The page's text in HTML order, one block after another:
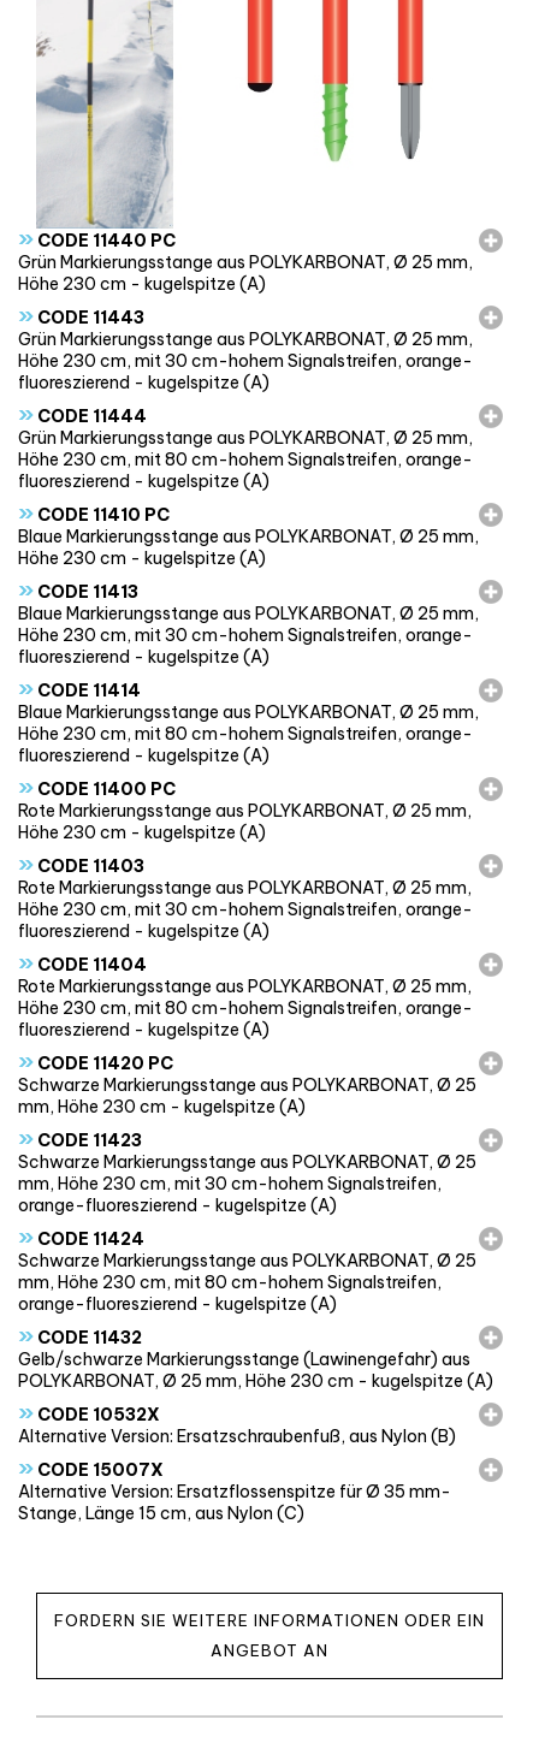
» CODE 11440 PC
Grün Markierungsstange aus POLYKARBONAT, Ø 25 mm,
Höhe 230 cm - kugelspitze (A)
» CODE 11443
Grün Markierungsstange aus POLYKARBONAT, Ø 25 mm,
Höhe 230 cm, mit 30 cm-hohem Signalstreifen, orange-
fluoreszierend - kugelspitze (A)
» CODE 11444
Grün Markierungsstange aus POLYKARBONAT, Ø 25 mm,
Höhe 230 cm, mit 80 cm-hohem Signalstreifen, orange-
fluoreszierend - kugelspitze (A)
» CODE 11410 PC
Blaue Markierungsstange aus POLYKARBONAT, Ø 25 mm,
Höhe 230 cm - kugelspitze (A)
» CODE 11413
Blaue Markierungsstange aus POLYKARBONAT, Ø 25 mm,
Höhe 230 cm, mit 30 cm-hohem Signalstreifen, orange-
fluoreszierend - kugelspitze (A)
» CODE 11414
Blaue Markierungsstange aus POLYKARBONAT, Ø 25 mm,
Höhe 230 cm, mit 80 cm-hohem Signalstreifen, orange-
fluoreszierend - kugelspitze (A)
» CODE 11400 PC
Rote Markierungsstange aus POLYKARBONAT, Ø 25 mm,
Höhe 230 cm - kugelspitze (A)
» CODE 11403
Rote Markierungsstange aus POLYKARBONAT, Ø 25 mm,
Höhe 230 cm, mit 30 cm-hohem Signalstreifen, orange-
fluoreszierend - kugelspitze (A)
» CODE 11404
Rote Markierungsstange aus POLYKARBONAT, Ø 25 mm,
Höhe 230 cm, mit 80 cm-hohem Signalstreifen, orange-
fluoreszierend - kugelspitze (A)
» CODE 11420 PC
Schwarze Markierungsstange aus POLYKARBONAT, Ø 25
mm, Höhe 230 cm - kugelspitze (A)
» CODE 11423
Schwarze Markierungsstange aus POLYKARBONAT, Ø 25
mm, Höhe 230 cm, mit 30 cm-hohem Signalstreifen,
orange-fluoreszierend - kugelspitze (A)
» CODE 11424
Schwarze Markierungsstange aus POLYKARBONAT, Ø 25
mm, Höhe 230 cm, mit 80 cm-hohem Signalstreifen,
orange-fluoreszierend - kugelspitze (A)
» CODE 11432
Gelb/schwarze Markierungsstange (Lawinengefahr) aus
POLYKARBONAT, Ø 25 mm, Höhe 230 cm - kugelspitze (A)
» CODE 10532X
Alternative Version: Ersatzschraubenfuß, aus Nylon (B)
» CODE 15007X
Alternative Version: Ersatzflossenspitze für Ø 35 mm-
Stange, Länge 15 cm, aus Nylon (C)
FORDERN SIE WEITERE INFORMATIONEN ODER EIN
ANGEBOT AN